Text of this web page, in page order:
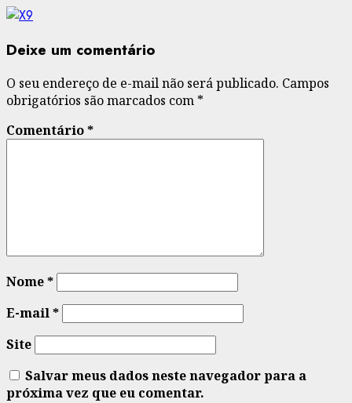
Deixe um comentário
O seu endereço de e-mail não será publicado. Campos
obrigatórios são marcados com *
Comentário*
Nome*
E-mail*
Site
Salvar meus dados neste navegador para a
próxima vez que eu comentar.